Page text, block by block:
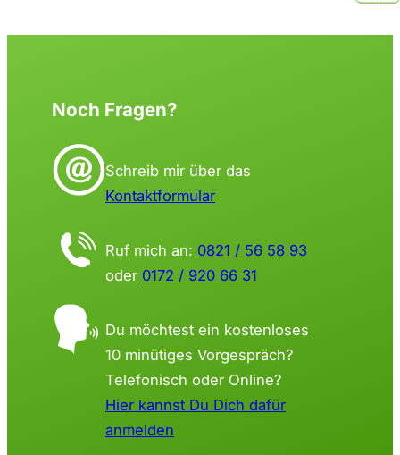
Noch Fragen?
Schreib mir über das
Kontaktformular
Ruf mich an: 0821 / 56 58 93
oder 0172 / 920 66 31
Du möchtest ein kostenloses
10 minütiges Vorgespräch?
Telefonisch oder Online?
Hier kannst Du Dich dafür
anmelden